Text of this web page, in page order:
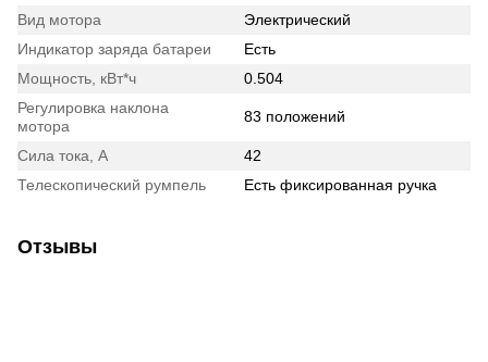
Вид мотора
Электрический
Индикатор заряда батареи
Есть
Мощность, кВт*ч
0.504
Регулировка наклона
мотора
83 положений
Сила тока, А
42
Телескопический румпель
Есть фиксированная ручка
Отзывы